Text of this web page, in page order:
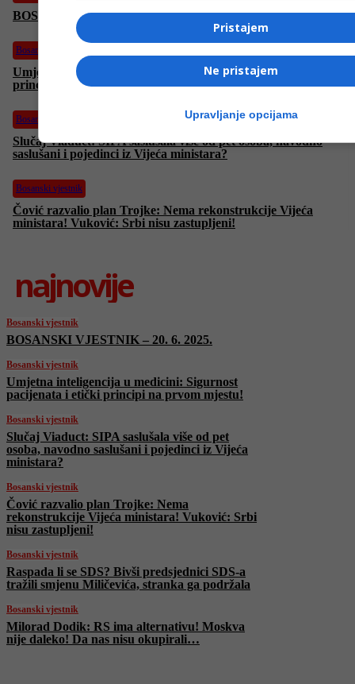
BOSANSKI VJESTNIK – 20. 6. 2025.
Bosanski vjestnik
Umjetna inteligencija u medicini: Sigurnost pacijenata i etički
principi na prvom mjestu!
Bosanski vjestnik
Slučaj Viaduct: SIPA saslušala više od pet osoba, navodno
saslušani i pojedinci iz Vijeća ministara?
Bosanski vjestnik
Čović razvalio plan Trojke: Nema rekonstrukcije Vijeća
ministara! Vuković: Srbi nisu zastupljeni!
najnovije
Bosanski vjestnik
BOSANSKI VJESTNIK – 20. 6. 2025.
Bosanski vjestnik
Umjetna inteligencija u medicini: Sigurnost
pacijenata i etički principi na prvom mjestu!
Bosanski vjestnik
Slučaj Viaduct: SIPA saslušala više od pet
osoba, navodno saslušani i pojedinci iz Vijeća
ministara?
Bosanski vjestnik
Čović razvalio plan Trojke: Nema
rekonstrukcije Vijeća ministara! Vuković: Srbi
nisu zastupljeni!
Bosanski vjestnik
Raspada li se SDS? Bivši predsjednici SDS-a
tražili smjenu Miličevića, stranka ga podržala
Bosanski vjestnik
Milorad Dodik: RS ima alternativu! Moskva
nije daleko! Da nas nisu okupirali…
Pristajem
Ne pristajem
Upravljanje opcijama